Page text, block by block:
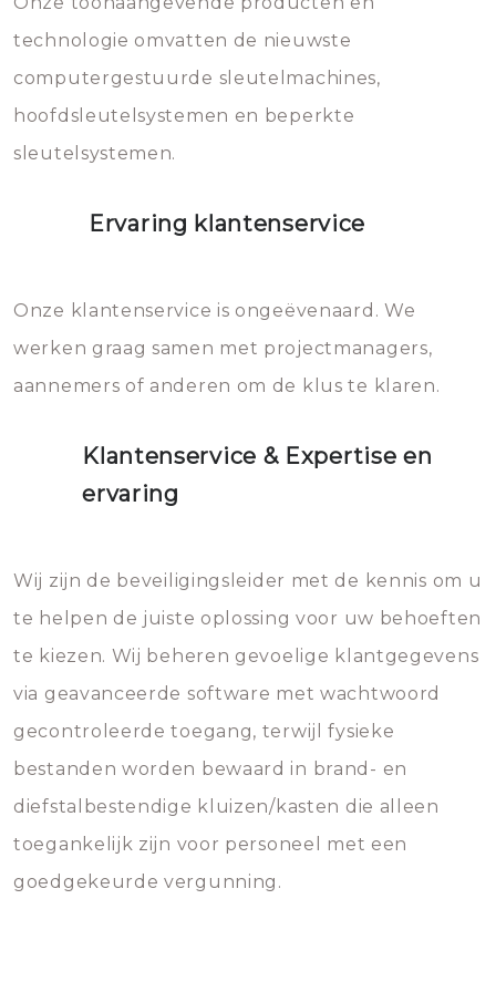
vermijden.
technologie omvatten de nieuwste
computergestuurde sleutelmachines,
hoofdsleutelsystemen en beperkte
sleutelsystemen.
Ervaring klantenservice
Onze klantenservice is ongeëvenaard. We
werken graag samen met projectmanagers,
aannemers of anderen om de klus te klaren.
Klantenservice & Expertise en
ervaring
Wij zijn de beveiligingsleider met de kennis om u
te helpen de juiste oplossing voor uw behoeften
te kiezen. Wij beheren gevoelige klantgegevens
via geavanceerde software met wachtwoord
gecontroleerde toegang, terwijl fysieke
bestanden worden bewaard in brand- en
diefstalbestendige kluizen/kasten die alleen
toegankelijk zijn voor personeel met een
goedgekeurde vergunning.